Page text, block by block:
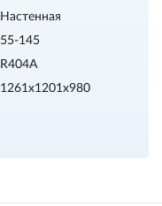
Настенная
55-145
R404A
1261x1201x980